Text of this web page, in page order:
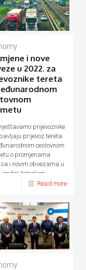
i nove
u 2022. za
tereta
prijevoznike
prijevoz tereta
cestovnom
o promjenama
i novim obvezama u
godini temeljem
propisa:
Read more